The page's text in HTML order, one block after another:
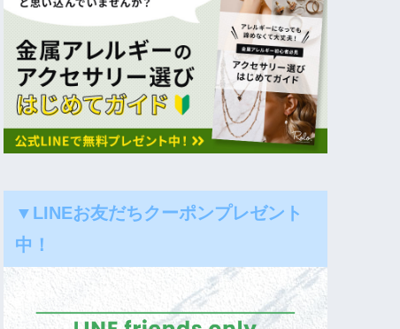
▼LINEお友だちクーポンプレゼント
中！